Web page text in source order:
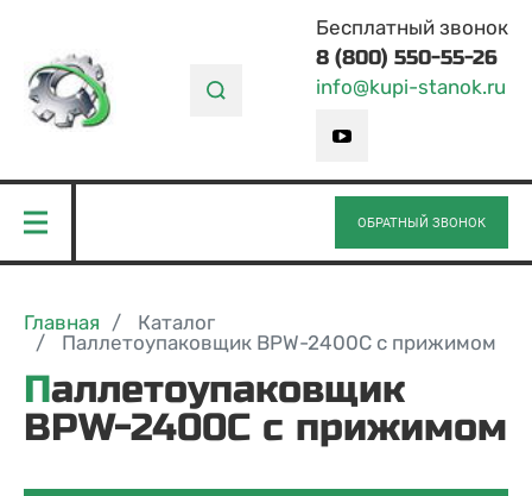
Бесплатный звонок
8 (800) 550-55-26
info@kupi-stanok.ru
ОБРАТНЫЙ ЗВОНОК
Главная
Каталог
Паллетоупаковщик BPW-2400C с прижимом
Паллетоупаковщик
BPW-2400C с прижимом